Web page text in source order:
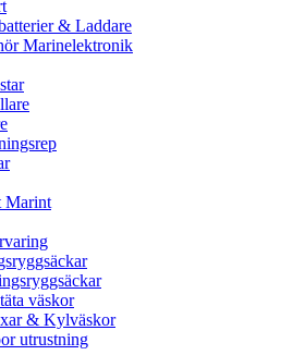
& Laddare
Marinelektronik
Marint
väskor
& Kylväskor
utrustning